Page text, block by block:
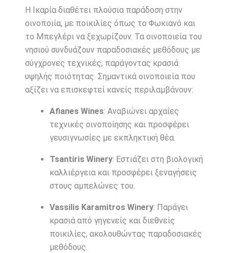
Η Ικαρία διαθέτει πλούσια παράδοση στην
οινοποιία, με ποικιλίες όπως το Φωκιανό και
το Μπεγλέρι να ξεχωρίζουν. Τα οινοποιεία του
νησιού συνδυάζουν παραδοσιακές μεθόδους με
σύγχρονες τεχνικές, παράγοντας κρασιά
υψηλής ποιότητας. Σημαντικά οινοποιεία που
αξίζει να επισκεφτεί κανείς περιλαμβάνουν:
Afianes Wines: Αναβιώνει αρχαίες
τεχνικές οινοποίησης και προσφέρει
γευσιγνωσίες με εκπληκτική θέα.
Tsantiris Winery: Εστιάζει στη βιολογική
καλλιέργεια και προσφέρει ξεναγήσεις
στους αμπελώνες του.
Vassilis Karamitros Winery: Παράγει
κρασιά από γηγενείς και διεθνείς
ποικιλίες, ακολουθώντας παραδοσιακές
μεθόδους.